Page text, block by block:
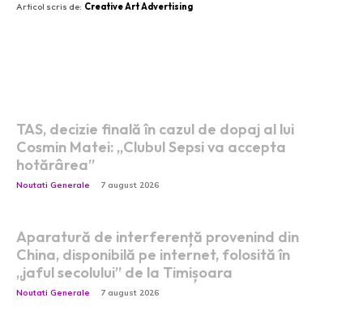
Articol scris de: Creative Art Advertising
TAS, decizie finală în cazul de dopaj al lui
Cosmin Matei: „Clubul Sepsi va accepta
hotărârea”
Noutati Generale 7 august 2026
Aparatură de interferență provenind din
China, disponibilă pe internet, folosită în
„jaful secolului” de la Timișoara
Noutati Generale 7 august 2026